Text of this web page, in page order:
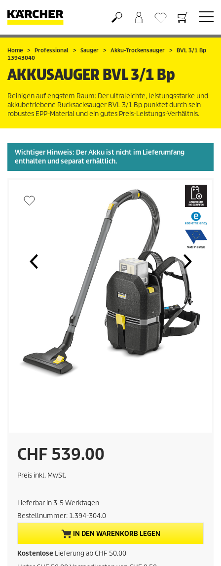
Warenkorb
Wunschliste
Home Professional Sauger Akku-Trockensauger
BVL 3/1 Bp
13943040
AKKUSAUGERBVL 3/1 Bp
Reinigen auf engstem Raum: Der ultraleichte, leistungsstarke und
akkubetriebene Rucksacksauger BVL 3/1 Bp punktet durch sein
robustes EPP-Material und ein gutes Preis-Leistungs-Verhältnis.
Wichtiger Hinweis: Der Akku istnichtim Lieferumfang
enthalten und separat erhältlich.
A
k
u
e
l
CHF 539.00
Preis inkl. MwSt.
Lieferbar in 3-5 Werktagen
Bestellnummer: 1.394-304.0
IN DEN WARENKORB LEGEN
Kostenlose Lieferung ab CHF 50.00